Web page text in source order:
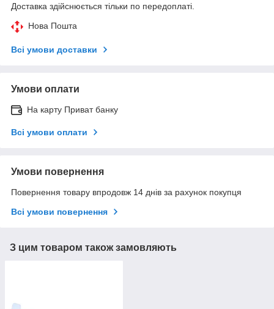
Доставка здійснюється тільки по передоплаті.
Нова Пошта
Всі умови доставки
Умови оплати
На карту Приват банку
Всі умови оплати
Умови повернення
Повернення товару впродовж 14 днів за рахунок покупця
Всі умови повернення
З цим товаром також замовляють